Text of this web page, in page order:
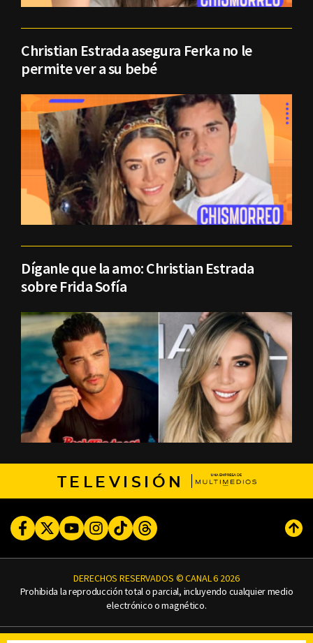
Christian Estrada asegura Ferka no le
permite ver a su bebé
Díganle que la amo: Christian Estrada
sobre Frida Sofía
TELEVISIÓN
FacebookTwitterYoutubeInstagram
TikTokThreads
DERECHOS RESERVADOS © CANAL 6 2026
Prohibida la reproducción total o parcial, incluyendo cualquier medio
electrónico o magnético.